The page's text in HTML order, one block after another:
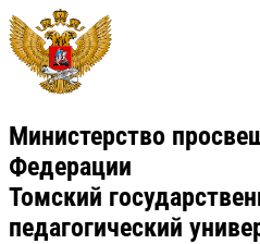
Министерство
Федерации
Томский
педагогический